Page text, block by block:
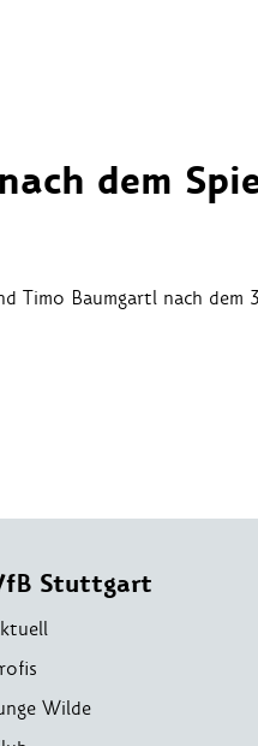
dem
Timo Baumgartl nach dem
Stuttgart
Wilde